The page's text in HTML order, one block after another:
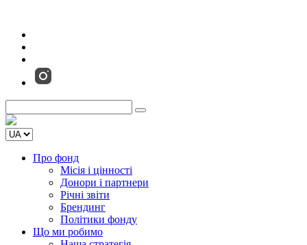
Про фонд
Місія і цінності
Донори і партнери
Річні звіти
Брендинг
Політики фонду
Що ми робимо